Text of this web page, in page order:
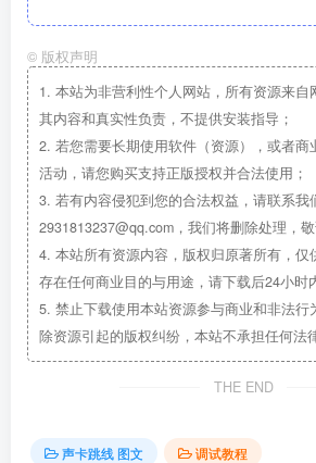
© 版权声明
1. 本站为非营利性个人网站，所有资源来自
其内容和真实性负责，不提供安装指导；
2. 若您需要长期使用软件（资源），或者商
活动，请您购买支持正版授权并合法使用；
3. 若有内容侵犯到您的合法权益，请联系我
2931813237@qq.com，我们将删除处理，敬
4. 本站所有资源内容，版权归原著所有，仅
存在任何商业目的与用途，请下载后24小时
5. 禁止下载使用本站资源参与商业和非法行
除资源引起的版权纠纷，本站不承担任何法
THE END
声卡跳线 图文 调试教程